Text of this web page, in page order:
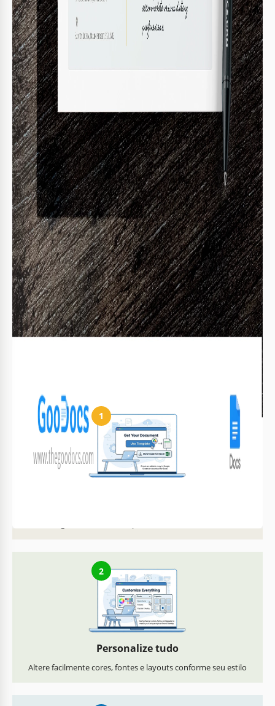
ultrapassar o orçamento.
2 Use notas para registrar detalhes importantes.
3
Customize categorias conforme as necessidades do
seu evento.
4 Verifique os cálculos para garantir precisão.
FAQ
Este modelo é compatível com Microsoft
PowerPoint?
Sim, é compatível com PowerPoint e Google Slides.
É fácil de personalizar?
O modelo foi feito para ser facilmente editável.
Este modelo é gratuito?
Sim, é totalmente gratuito para download e uso.
Posso adicionar mais categorias de despesas?
Sim, você pode adicionar mais categorias conforme
necessário.
Preciso de software especial para editar?
Não, apenas PowerPoint ou uma conta Google para
1
2
Personalize tudo
Altere facilmente cores, fontes e layouts conforme seu estilo